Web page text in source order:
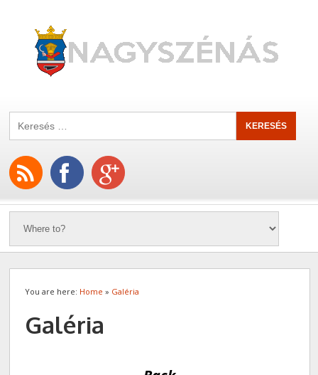
You are here: Home » Galéria
Galéria